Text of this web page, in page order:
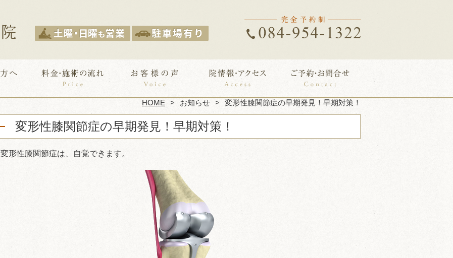
HOME お知らせ 変形性膝関節症の早期発見！早期対策！
変形性膝関節症の早期発見！早期対策！
変形性膝関節症は、自覚できます。